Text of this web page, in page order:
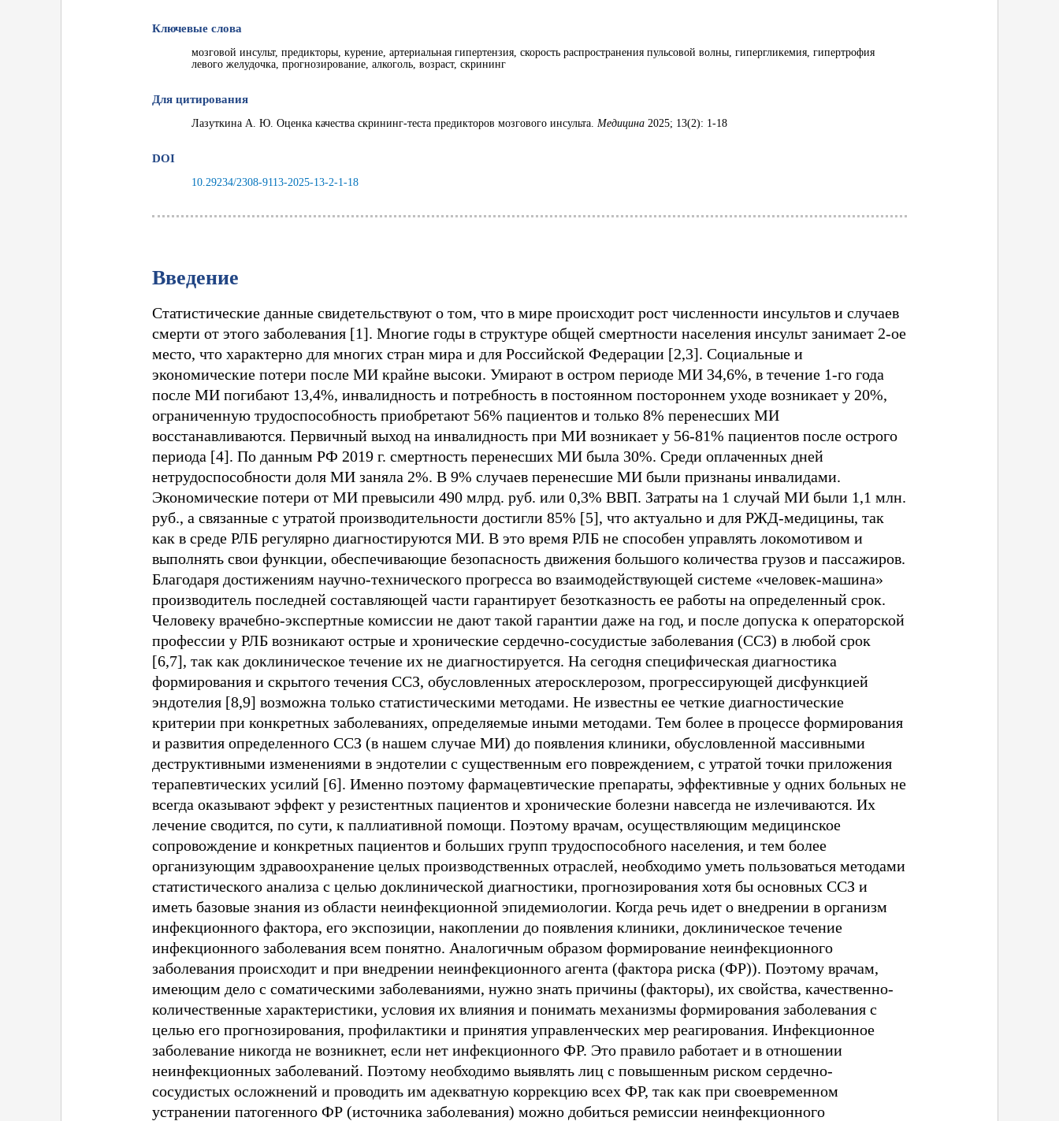
Ключевые слова
мозговой инсульт, предикторы, курение, артериальная гипертензия, скорость распространения пульсовой волны, гипергликемия, гипертрофия
левого желудочка, прогнозирование, алкоголь, возраст, скрининг
Для цитирования
Лазуткина А. Ю. Оценка качества скрининг-теста предикторов мозгового инсульта. Медицина 2025; 13(2): 1-18
DOI
10.29234/2308-9113-2025-13-2-1-18
Введение
Статистические данные свидетельствуют о том, что в мире происходит рост численности инсультов и случаев
смерти от этого заболевания [1]. Многие годы в структуре общей смертности населения инсульт занимает 2-ое
место, что характерно для многих стран мира и для Российской Федерации [2,3]. Социальные и
экономические потери после МИ крайне высоки. Умирают в остром периоде МИ 34,6%, в течение 1-го года
после МИ погибают 13,4%, инвалидность и потребность в постоянном постороннем уходе возникает у 20%,
ограниченную трудоспособность приобретают 56% пациентов и только 8% перенесших МИ
восстанавливаются. Первичный выход на инвалидность при МИ возникает у 56-81% пациентов после острого
периода [4]. По данным РФ 2019 г. смертность перенесших МИ была 30%. Среди оплаченных дней
нетрудоспособности доля МИ заняла 2%. В 9% случаев перенесшие МИ были признаны инвалидами.
Экономические потери от МИ превысили 490 млрд. руб. или 0,3% ВВП. Затраты на 1 случай МИ были 1,1 млн.
руб., а связанные с утратой производительности достигли 85% [5], что актуально и для РЖД-медицины, так
как в среде РЛБ регулярно диагностируются МИ. В это время РЛБ не способен управлять локомотивом и
выполнять свои функции, обеспечивающие безопасность движения большого количества грузов и пассажиров.
Благодаря достижениям научно-технического прогресса во взаимодействующей системе «человек-машина»
производитель последней составляющей части гарантирует безотказность ее работы на определенный срок.
Человеку врачебно-экспертные комиссии не дают такой гарантии даже на год, и после допуска к операторской
профессии у РЛБ возникают острые и хронические сердечно-сосудистые заболевания (ССЗ) в любой срок
[6,7], так как доклиническое течение их не диагностируется. На сегодня специфическая диагностика
формирования и скрытого течения ССЗ, обусловленных атеросклерозом, прогрессирующей дисфункцией
эндотелия [8,9] возможна только статистическими методами. Не известны ее четкие диагностические
критерии при конкретных заболеваниях, определяемые иными методами. Тем более в процессе формирования
и развития определенного ССЗ (в нашем случае МИ) до появления клиники, обусловленной массивными
деструктивными изменениями в эндотелии с существенным его повреждением, с утратой точки приложения
терапевтических усилий [6]. Именно поэтому фармацевтические препараты, эффективные у одних больных не
всегда оказывают эффект у резистентных пациентов и хронические болезни навсегда не излечиваются. Их
лечение сводится, по сути, к паллиативной помощи. Поэтому врачам, осуществляющим медицинское
сопровождение и конкретных пациентов и больших групп трудоспособного населения, и тем более
организующим здравоохранение целых производственных отраслей, необходимо уметь пользоваться методами
статистического анализа с целью доклинической диагностики, прогнозирования хотя бы основных ССЗ и
иметь базовые знания из области неинфекционной эпидемиологии. Когда речь идет о внедрении в организм
инфекционного фактора, его экспозиции, накоплении до появления клиники, доклиническое течение
инфекционного заболевания всем понятно. Аналогичным образом формирование неинфекционного
заболевания происходит и при внедрении неинфекционного агента (фактора риска (ФР)). Поэтому врачам,
имеющим дело с соматическими заболеваниями, нужно знать причины (факторы), их свойства, качественно-
количественные характеристики, условия их влияния и понимать механизмы формирования заболевания с
целью его прогнозирования, профилактики и принятия управленческих мер реагирования. Инфекционное
заболевание никогда не возникнет, если нет инфекционного ФР. Это правило работает и в отношении
неинфекционных заболеваний. Поэтому необходимо выявлять лиц с повышенным риском сердечно-
сосудистых осложнений и проводить им адекватную коррекцию всех ФР, так как при своевременном
устранении патогенного ФР (источника заболевания) можно добиться ремиссии неинфекционного